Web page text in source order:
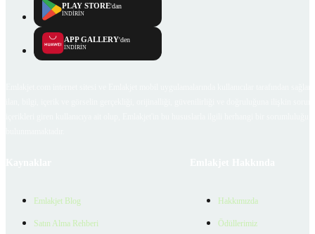
PLAY STORE'dan
İNDİRİN
APP GALLERY'den
İNDİRİN
Emlakjet Blog
Satın Alma Rehberi
Hakkımızda
Ödüllerimiz